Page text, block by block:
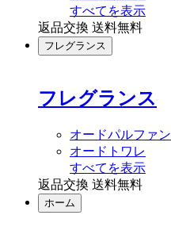
すべてを表示
返品交換 送料無料
フレグランス
フレグランス
オードパルファン
オードトワレ
すべてを表示
返品交換 送料無料
ホーム